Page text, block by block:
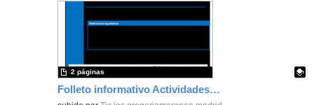
Folleto informativo Actividades Comerciales
2 páginas